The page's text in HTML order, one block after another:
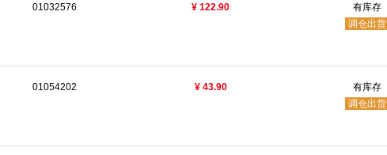
01032576 ¥ 122.90
有库存
调仓出货
01054202 ¥ 43.90
有库存
调仓出货